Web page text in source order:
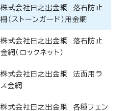
株式会社日之出金網 落石防止
柵（ストーンガード）用金網
株式会社日之出金網 落石防止
金網（ロックネット）
株式会社日之出金網 法面用ラ
ス金網
株式会社日之出金網 各種フェン